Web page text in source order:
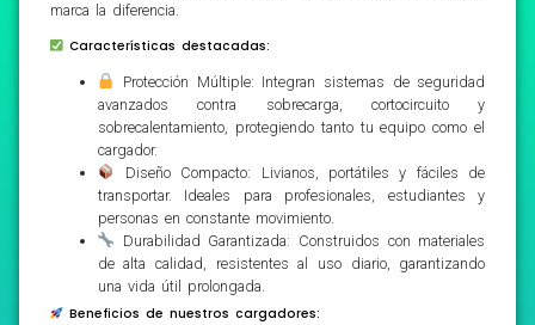
marca la diferencia.
Características destacadas:
Protección Múltiple: Integran sistemas de seguridad
avanzados contra sobrecarga, cortocircuito y
sobrecalentamiento, protegiendo tanto tu equipo como el
cargador.
Diseño Compacto: Livianos, portátiles y fáciles de
transportar. Ideales para profesionales, estudiantes y
personas en constante movimiento.
Durabilidad Garantizada: Construidos con materiales
de alta calidad, resistentes al uso diario, garantizando
una vida útil prolongada.
Beneficios de nuestros cargadores: